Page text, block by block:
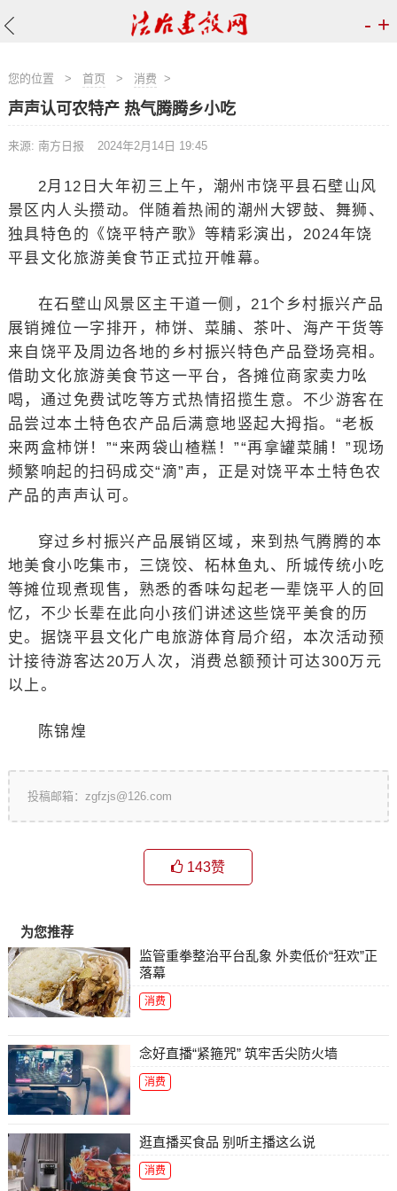
- +
您的位置 > 首页 > 消费 >
声声认可农特产 热气腾腾乡小吃
来源: 南方日报 2024年2月14日 19:45
2月12日大年初三上午，潮州市饶平县石壁山风
景区内人头攒动。伴随着热闹的潮州大锣鼓、舞狮、
独具特色的《饶平特产歌》等精彩演出，2024年饶
平县文化旅游美食节正式拉开帷幕。
在石壁山风景区主干道一侧，21个乡村振兴产品
展销摊位一字排开，柿饼、菜脯、茶叶、海产干货等
来自饶平及周边各地的乡村振兴特色产品登场亮相。
借助文化旅游美食节这一平台，各摊位商家卖力吆
喝，通过免费试吃等方式热情招揽生意。不少游客在
品尝过本土特色农产品后满意地竖起大拇指。“老板
来两盒柿饼！”“来两袋山楂糕！”“再拿罐菜脯！”现场
频繁响起的扫码成交“滴”声，正是对饶平本土特色农
产品的声声认可。
穿过乡村振兴产品展销区域，来到热气腾腾的本
地美食小吃集市，三饶饺、柘林鱼丸、所城传统小吃
等摊位现煮现售，熟悉的香味勾起老一辈饶平人的回
忆，不少长辈在此向小孩们讲述这些饶平美食的历
史。据饶平县文化广电旅游体育局介绍，本次活动预
计接待游客达20万人次，消费总额预计可达300万元
以上。
陈锦煌
投稿邮箱：zgfzjs@126.com
143赞
为您推荐
监管重拳整治平台乱象 外卖低价“狂欢”正
落幕
消费
念好直播“紧箍咒” 筑牢舌尖防火墙
消费
逛直播买食品 别听主播这么说
消费